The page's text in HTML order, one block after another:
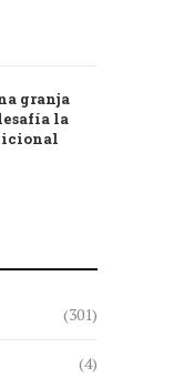
granja
la
(301)
(4)